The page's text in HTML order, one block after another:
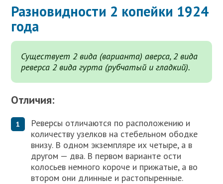
Разновидности 2 копейки 1924
года
Существует 2 вида (варианта) аверса, 2 вида
реверса 2 вида гурта (рубчатый и гладкий).
Отличия:
Реверсы отличаются по расположению и
количеству узелков на стебельном ободке
внизу. В одном экземпляре их четыре, а в
другом — два. В первом варианте ости
колосьев немного короче и прижатые, а во
втором они длинные и растопыренные.